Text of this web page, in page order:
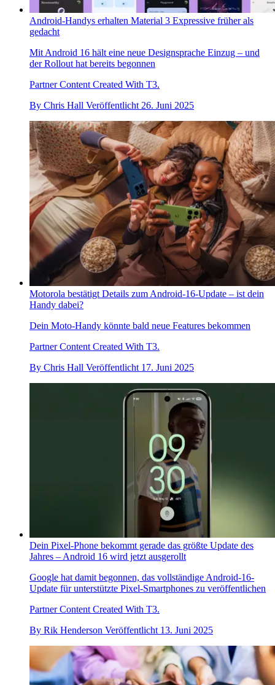
Android-Handys erhalten Material 3 Expressive früher als
gedacht
Mit Android 16 hält eine neue Designsprache Einzug – und
der Rollout hat bereits begonnen
Partner Content Created With T3.
By Chris Hall Veröffentlicht 26. Juni 2025
Motorola bestätigt Details zum Android-16-Update – ist dein
Handy dabei?
Dein Moto-Handy könnte bald neue Features bekommen
Partner Content Created With T3.
By Chris Hall Veröffentlicht 17. Juni 2025
Dein Pixel-Phone bekommt gerade das größte Update des
Jahres – Android 16 wird jetzt ausgerollt
Google hat damit begonnen, das vollständige Android-16-
Update für unterstützte Pixel-Smartphones zu veröffentlichen
Partner Content Created With T3.
By Rik Henderson Veröffentlicht 13. Juni 2025